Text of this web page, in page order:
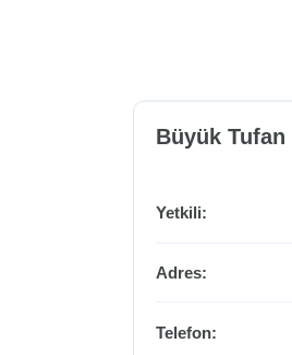
Büyük Tufan
Yetkili:
Adres:
Telefon: